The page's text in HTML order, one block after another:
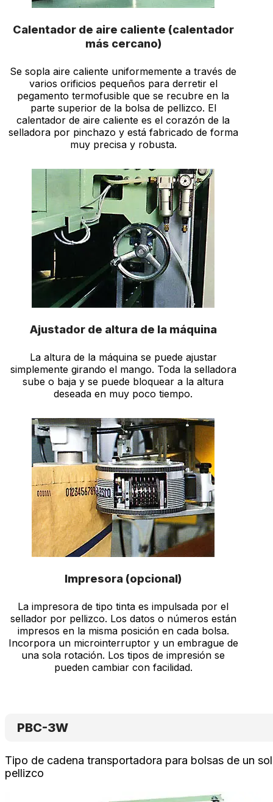
Calentador de aire caliente (calentador
más cercano)
Se sopla aire caliente uniformemente a través de
varios orificios pequeños para derretir el
pegamento termofusible que se recubre en la
parte superior de la bolsa de pellizco. El
calentador de aire caliente es el corazón de la
selladora por pinchazo y está fabricado de forma
muy precisa y robusta.
Ajustador de altura de la máquina
La altura de la máquina se puede ajustar
simplemente girando el mango. Toda la selladora
sube o baja y se puede bloquear a la altura
deseada en muy poco tiempo.
Impresora (opcional)
La impresora de tipo tinta es impulsada por el
sellador por pellizco. Los datos o números están
impresos en la misma posición en cada bolsa.
Incorpora un microinterruptor y un embrague de
una sola rotación. Los tipos de impresión se
pueden cambiar con facilidad.
PBC-3W
Tipo de cadena transportadora para bolsas de un
pellizco